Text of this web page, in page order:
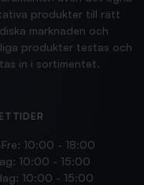
produkter till rätt
marknaden och
produkter testas och
in i sortimentet.
Fre: 10:00 - 18:00
10:00 - 15:00
10:00 - 15:00